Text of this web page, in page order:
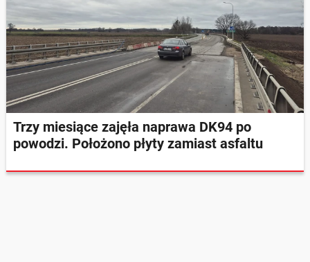
Trzy miesiące zajęła naprawa DK94 po
powodzi. Położono płyty zamiast asfaltu